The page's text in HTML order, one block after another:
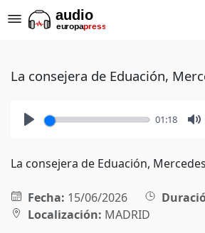
La consejera de Eduación,
01:18
La consejera de Eduación,
Fecha: 15/06/2026
Localización: MADRID